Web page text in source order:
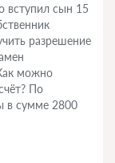
вступил сын 15
разрешение
можно
По
в сумме 2800